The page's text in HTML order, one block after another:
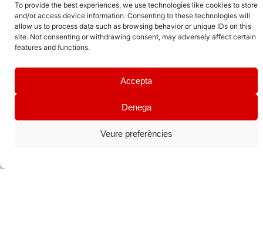
To provide the best experiences, we use technologies like cookies to store
and/or access device information. Consenting to these technologies will
allow us to process data such as browsing behavior or unique IDs on this
site. Not consenting or withdrawing consent, may adversely affect certain
features and functions.
Accepta
Denega
Veure preferències